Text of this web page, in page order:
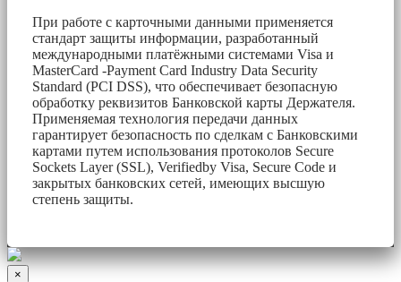
При работе с карточными данными применяется
стандарт защиты информации, разработанный
международными платёжными системами Visa и
MasterCard -Payment Card Industry Data Security
Standard (PCI DSS), что обеспечивает безопасную
обработку реквизитов Банковской карты Держателя.
Применяемая технология передачи данных
гарантирует безопасность по сделкам с Банковскими
картами путем использования протоколов Secure
Sockets Layer (SSL), Verifiedby Visa, Secure Code и
закрытых банковских сетей, имеющих высшую
степень защиты.
×